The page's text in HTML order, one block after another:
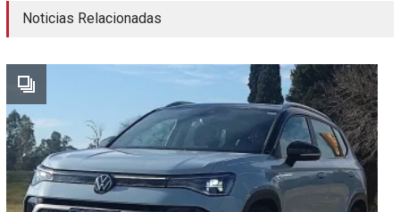
Noticias Relacionadas